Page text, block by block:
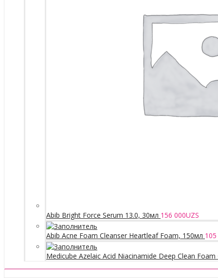
Abib Bright Force Serum 13.0, 30мл 156 000UZS
Abib Acne Foam Cleanser Heartleaf Foam, 150мл
Medicube Azelaic Acid Niacinamide Deep Clean Foam